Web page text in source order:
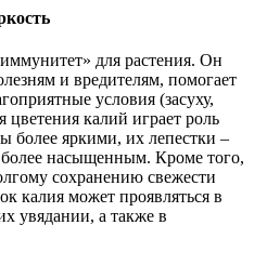
для растения. Он
и вредителям, помогает
условия (засуху,
калий играет роль
более яркими, их лепестки –
насыщенным. Кроме того,
сохранению свежести
калия может проявляться в
увядании, а также в